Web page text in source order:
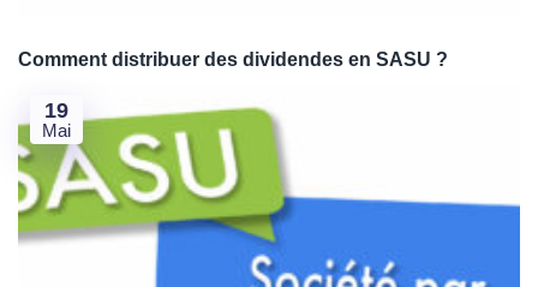
Comment distribuer des dividendes en SASU ?
19
Mai